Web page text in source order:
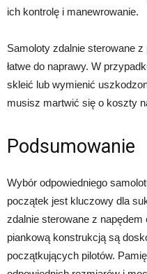
ich kontrolę i manewrowanie.
Samoloty zdalnie sterowane
łatwe do naprawy. W
skleić lub wymienić
musisz martwić się o koszty
Podsumowanie
Wybór odpowiedniego
początek jest kluczowy dla
zdalnie sterowane z
piankową konstrukcją są
początkujących pilotów.